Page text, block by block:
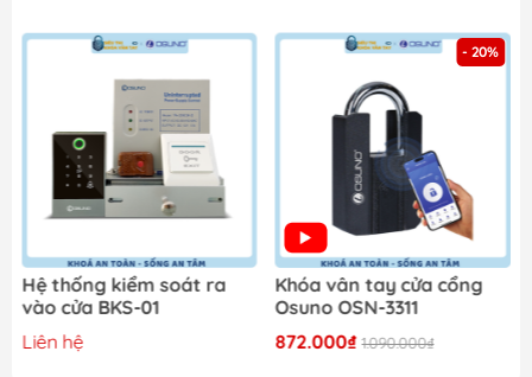
Hệ thống kiểm soát ra
vào cửa BKS-01
Liên hệ
- 20%
Khóa vân tay cửa cổng
Osuno OSN-3311
872.000₫ 1.090.000₫